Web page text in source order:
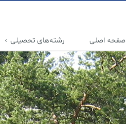
صفحه اصلی رشته‌های تحصیلی